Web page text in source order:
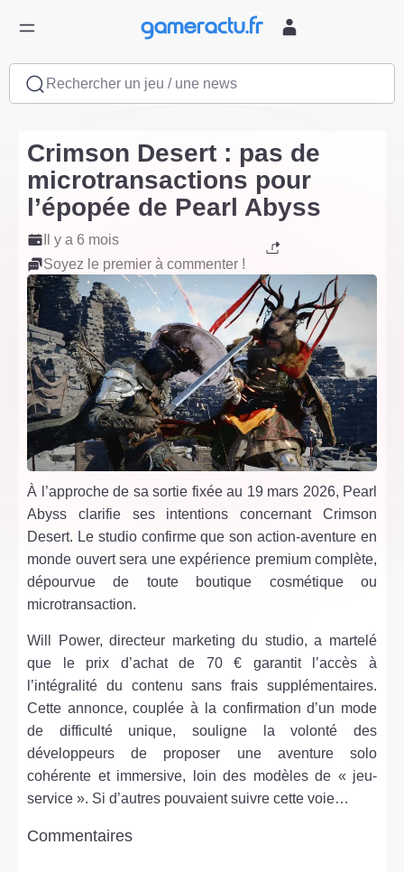
Rechercher un jeu / une news
Crimson Desert : pas de
microtransactions pour
l’épopée de Pearl Abyss
Il y a 6 mois
Soyez le premier à commenter !
À l’approche de sa sortie fixée au 19 mars 2026, Pearl
Abyss clarifie ses intentions concernant Crimson
Desert. Le studio confirme que son action-aventure en
monde ouvert sera une expérience premium complète,
dépourvue de toute boutique cosmétique ou
microtransaction.
Will Power, directeur marketing du studio, a martelé
que le prix d’achat de 70 € garantit l’accès à
l’intégralité du contenu sans frais supplémentaires.
Cette annonce, couplée à la confirmation d’un mode
de difficulté unique, souligne la volonté des
développeurs de proposer une aventure solo
cohérente et immersive, loin des modèles de « jeu-
service ». Si d’autres pouvaient suivre cette voie…
Commentaires